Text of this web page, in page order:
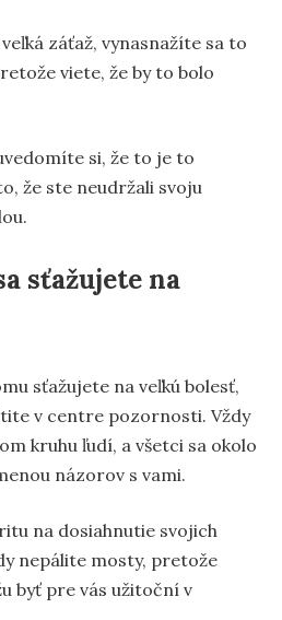
záťaž, vynasnažíte sa to
viete, že by to bolo
si, že to je to
že ste neudržali svoju
sťažujete na
sťažujete na veľkú bolesť,
v centre pozornosti. Vždy
kruhu ľudí, a všetci sa okolo
názorov s vami.
na dosiahnutie svojich
nepálite mosty, pretože
byť pre vás užitoční v